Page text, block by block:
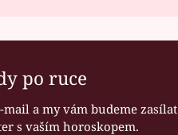
po ruce
mail a my vám budeme zasílat
s vaším horoskopem.